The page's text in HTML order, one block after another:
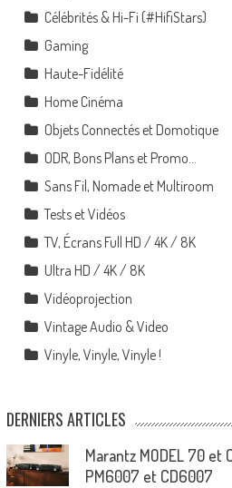
Célébrités & Hi-Fi (#HifiStars)
Gaming
Haute-Fidélité
Home Cinéma
Objets Connectés et Domotique
ODR, Bons Plans et Promo…
Sans Fil, Nomade et Multiroom
Tests et Vidéos
TV, Écrans Full HD / 4K / 8K
Ultra HD / 4K / 8K
Vidéoprojection
Vintage Audio & Video
Vinyle, Vinyle, Vinyle !
DERNIERS ARTICLES
Marantz MODEL 70 et
PM6007 et CD6007